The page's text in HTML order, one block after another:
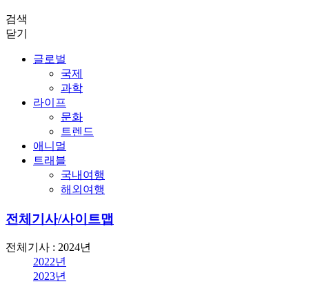
검색
닫기
글로벌
국제
과학
라이프
문화
트렌드
애니멀
트래블
국내여행
해외여행
전체기사/사이트맵
전체기사 : 2024년
2022년
2023년